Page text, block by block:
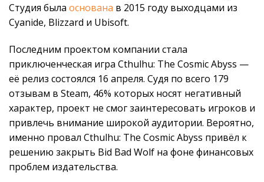
Студия была основана в 2015 году выходцами из
Cyanide, Blizzard и Ubisoft.
Последним проектом компании стала
приключенческая игра Cthulhu: The Cosmic Abyss —
её релиз состоялся 16 апреля. Судя по всего 179
отзывам в Steam, 46% которых носят негативный
характер, проект не смог заинтересовать игроков и
привлечь внимание широкой аудитории. Вероятно,
именно провал Cthulhu: The Cosmic Abyss привёл к
решению закрыть Bid Bad Wolf на фоне финансовых
проблем издательства.